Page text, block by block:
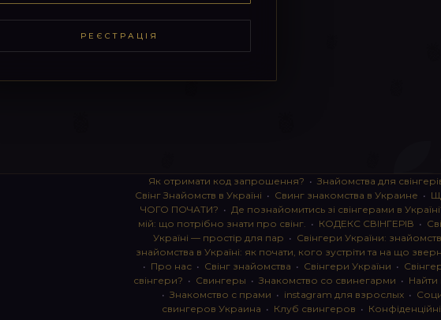
РЕЄСТРАЦІЯ
Як отримати код запрошення? • Знайомства для
Свінг Знайомств в Україні • Свинг знакомства в Украине •
ЧОГО ПОЧАТИ? • Де познайомитись зі свінгерами в
мій: що потрібно знати про свінг. • КОДЕКС СВІНГЕРІВ •
Україні — простір для пар • Свінгери України:
знайомства в Україні: як почати, кого зустріти та на що
• Про нас • Свінг знайомства • Свінгери України •
свінгери? • Свингеры • Знакомство со свинегарми • Найти
• Знакомство с прами • instagram для взрослых •
свингеров Украина • Клуб свингеров •